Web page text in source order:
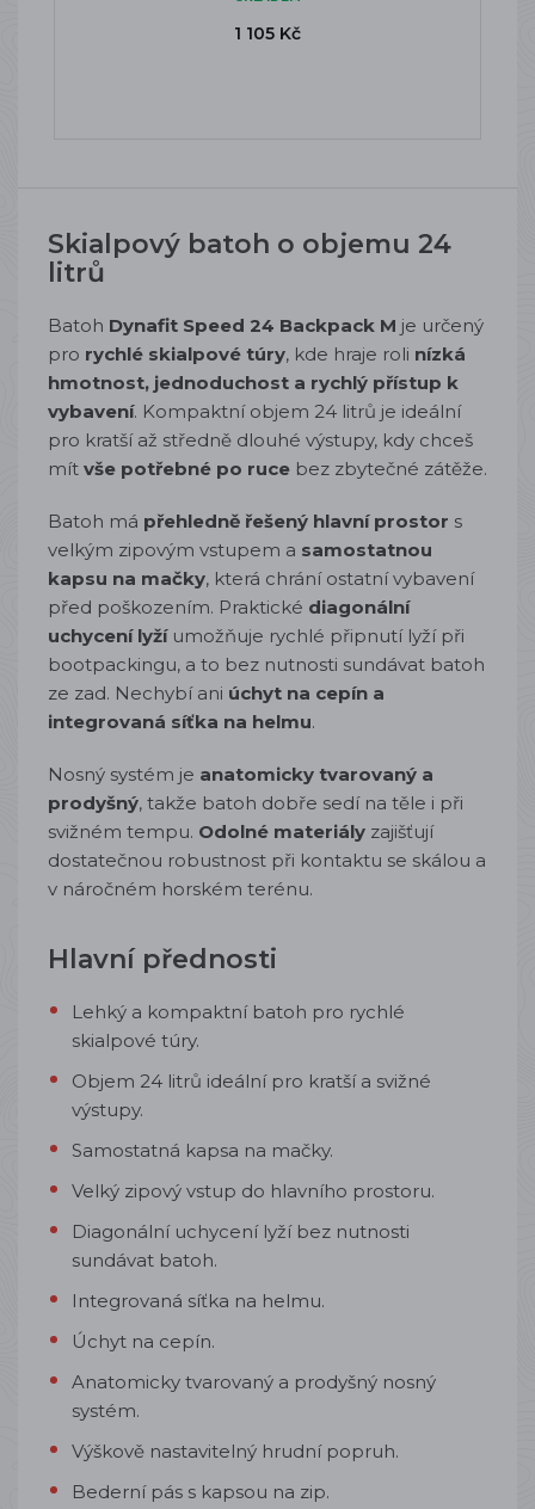
1 105 Kč
Skialpový batoh o objemu 24
litrů
Batoh Dynafit Speed 24 Backpack M je určený
pro rychlé skialpové túry, kde hraje roli nízká
hmotnost, jednoduchost a rychlý přístup k
vybavení. Kompaktní objem 24 litrů je ideální
pro kratší až středně dlouhé výstupy, kdy chceš
mít vše potřebné po ruce bez zbytečné zátěže.
Batoh má přehledně řešený hlavní prostor s
velkým zipovým vstupem a samostatnou
kapsu na mačky, která chrání ostatní vybavení
před poškozením. Praktické diagonální
uchycení lyžíumožňuje rychlé připnutí lyží při
bootpackingu, a to bez nutnosti sundávat batoh
ze zad. Nechybí ani úchyt na cepín a
integrovaná síťka na helmu.
Nosný systém je anatomicky tvarovaný a
prodyšný, takže batoh dobře sedí na těle i při
svižném tempu. Odolné materiály zajišťují
dostatečnou robustnost při kontaktu se skálou a
v náročném horském terénu.
Hlavní přednosti
Lehký a kompaktní batoh pro rychlé
skialpové túry.
Objem 24 litrů ideální pro kratší a svižné
výstupy.
Samostatná kapsa na mačky.
Velký zipový vstup do hlavního prostoru.
Diagonální uchycení lyží bez nutnosti
sundávat batoh.
Integrovaná síťka na helmu.
Úchyt na cepín.
Anatomicky tvarovaný a prodyšný nosný
systém.
Výškově nastavitelný hrudní popruh.
Bederní pás s kapsou na zip.